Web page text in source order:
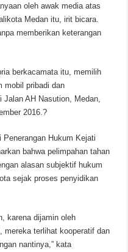
oleh awak media atas
Medan itu, irit bicara.
memberikan keterangan
berkacamata itu, memilih
mobil pribadi dan
AH Nasution, Medan,
2016.?
Hukum Kejati
bahwa pelimpahan tahan
alasan subjektif hukum
sejak proses penyidikan
karena dijamin oleh
mereka terlihat kooperatif dan
nantinya,” kata